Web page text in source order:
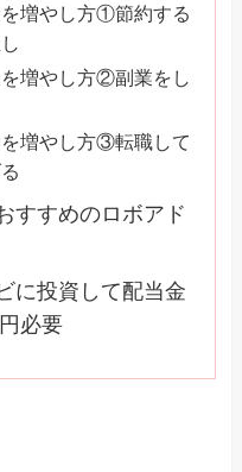
増やし方①節約する
増やし方②副業をし
増やし方③転職して
すすめのロボアド
に投資して配当金
必要